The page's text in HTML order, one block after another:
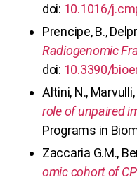
doi: 10.1016/
Prencipe, B.,
Radiogenomic
doi: 10.3390/
Altini, N.,
role of unpaired
Programs in
Zaccaria G.M.,
omic cohort of